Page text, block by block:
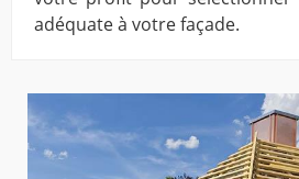
adéquate à votre façade.